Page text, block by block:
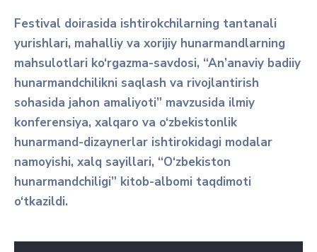
Festival doirasida ishtirokchilarning tantanali
yurishlari, mahalliy va xorijiy hunarmandlarning
mahsulotlari ko‘rgazma-savdosi, “An’anaviy badiiy
hunarmandchilikni saqlash va rivojlantirish
sohasida jahon amaliyoti” mavzusida ilmiy
konferensiya, xalqaro va o‘zbekistonlik
hunarmand-dizaynerlar ishtirokidagi modalar
namoyishi, xalq sayillari, “O‘zbekiston
hunarmandchiligi” kitob-albomi taqdimoti
o‘tkazildi.